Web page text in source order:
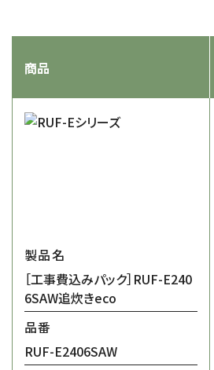
商品
製品名
［工事費込みパック］RUF-E240
6SAW追炊きeco
品番
RUF-E2406SAW